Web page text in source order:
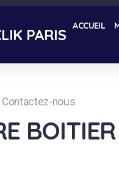
PARIS ACCUEIL
Contactez-nous